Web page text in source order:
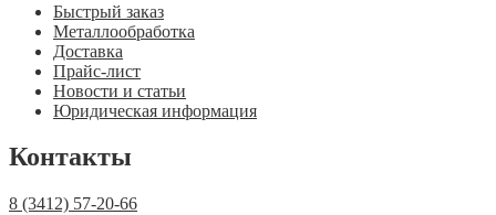
Быстрый заказ
Металлообработка
Доставка
Прайс-лист
Новости и статьи
Юридическая информация
Контакты
8 (3412) 57-20-66